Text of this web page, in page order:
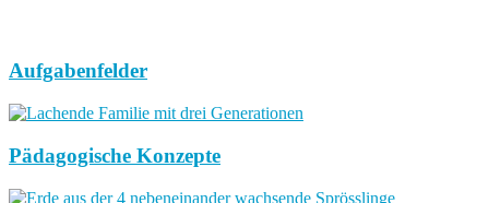
Aufgabenfelder
Pädagogische Konzepte